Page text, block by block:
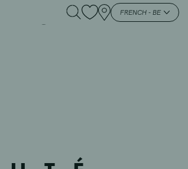
FRENCH - BE
–